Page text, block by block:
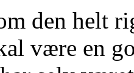
den helt
være en